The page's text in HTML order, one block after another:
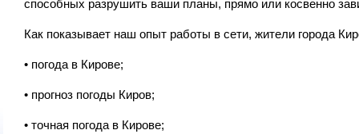
способных разрушить ваши планы, прямо или косвенно
Как показывает наш опыт работы в сети, жители города
• погода в Кирове;
• прогноз погоды Киров;
• точная погода в Кирове;